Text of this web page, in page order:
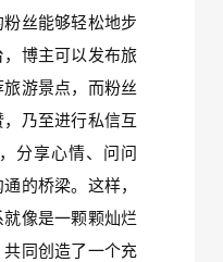
丝能够轻松地步
博主可以发布旅
游景点，而粉丝
乃至进行私信互
分享心情、问问
的桥梁。这样，
像是一颗颗灿烂
同创造了一个充